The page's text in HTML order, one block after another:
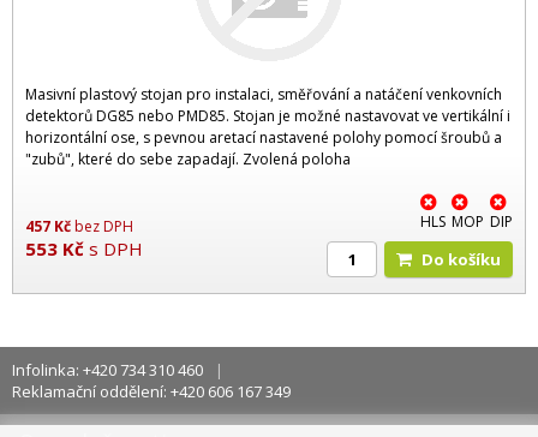
Masivní plastový stojan pro instalaci, směřování a natáčení venkovních
detektorů DG85 nebo PMD85. Stojan je možné nastavovat ve vertikální i
horizontální ose, s pevnou aretací nastavené polohy pomocí šroubů a
"zubů", které do sebe zapadají. Zvolená poloha
457 Kčbez DPH
553 Kč s DPH
HLS MOP DIP
Do košíku
Infolinka: +420 734 310 460
Reklamační oddělení: +420 606 167 349